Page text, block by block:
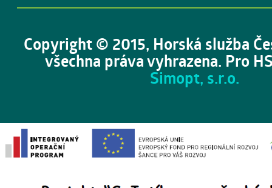
Copyright © 2015, Horská služba
všechna práva vyhrazena. Pro
Simopt, s.r.o.